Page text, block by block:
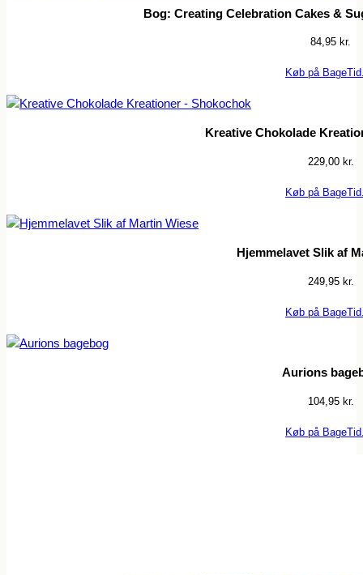
Bog: Creating Celebration Cakes &
84,95 kr.
Køb på
Kreative Chokolade
229,00 kr.
Køb på
Hjemmelavet Slik af
249,95 kr.
Køb på
Aurions
104,95 kr.
Køb på